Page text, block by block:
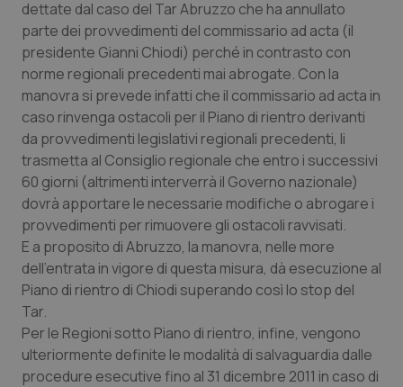
dettate dal caso del Tar Abruzzo che ha annullato
parte dei provvedimenti del commissario ad acta (il
presidente Gianni Chiodi) perché in contrasto con
norme regionali precedenti mai abrogate. Con la
manovra si prevede infatti che il commissario ad acta in
caso rinvenga ostacoli per il Piano di rientro derivanti
da provvedimenti legislativi regionali precedenti, li
trasmetta al Consiglio regionale che entro i successivi
60 giorni (altrimenti interverrà il Governo nazionale)
dovrà apportare le necessarie modifiche o abrogare i
provvedimenti per rimuovere gli ostacoli ravvisati.
E a proposito di Abruzzo, la manovra, nelle more
dell’entrata in vigore di questa misura, dà esecuzione al
Piano di rientro di Chiodi superando così lo stop del
Tar.
Per le Regioni sotto Piano di rientro, infine, vengono
ulteriormente definite le modalità di salvaguardia dalle
procedure esecutive fino al 31 dicembre 2011 in caso di